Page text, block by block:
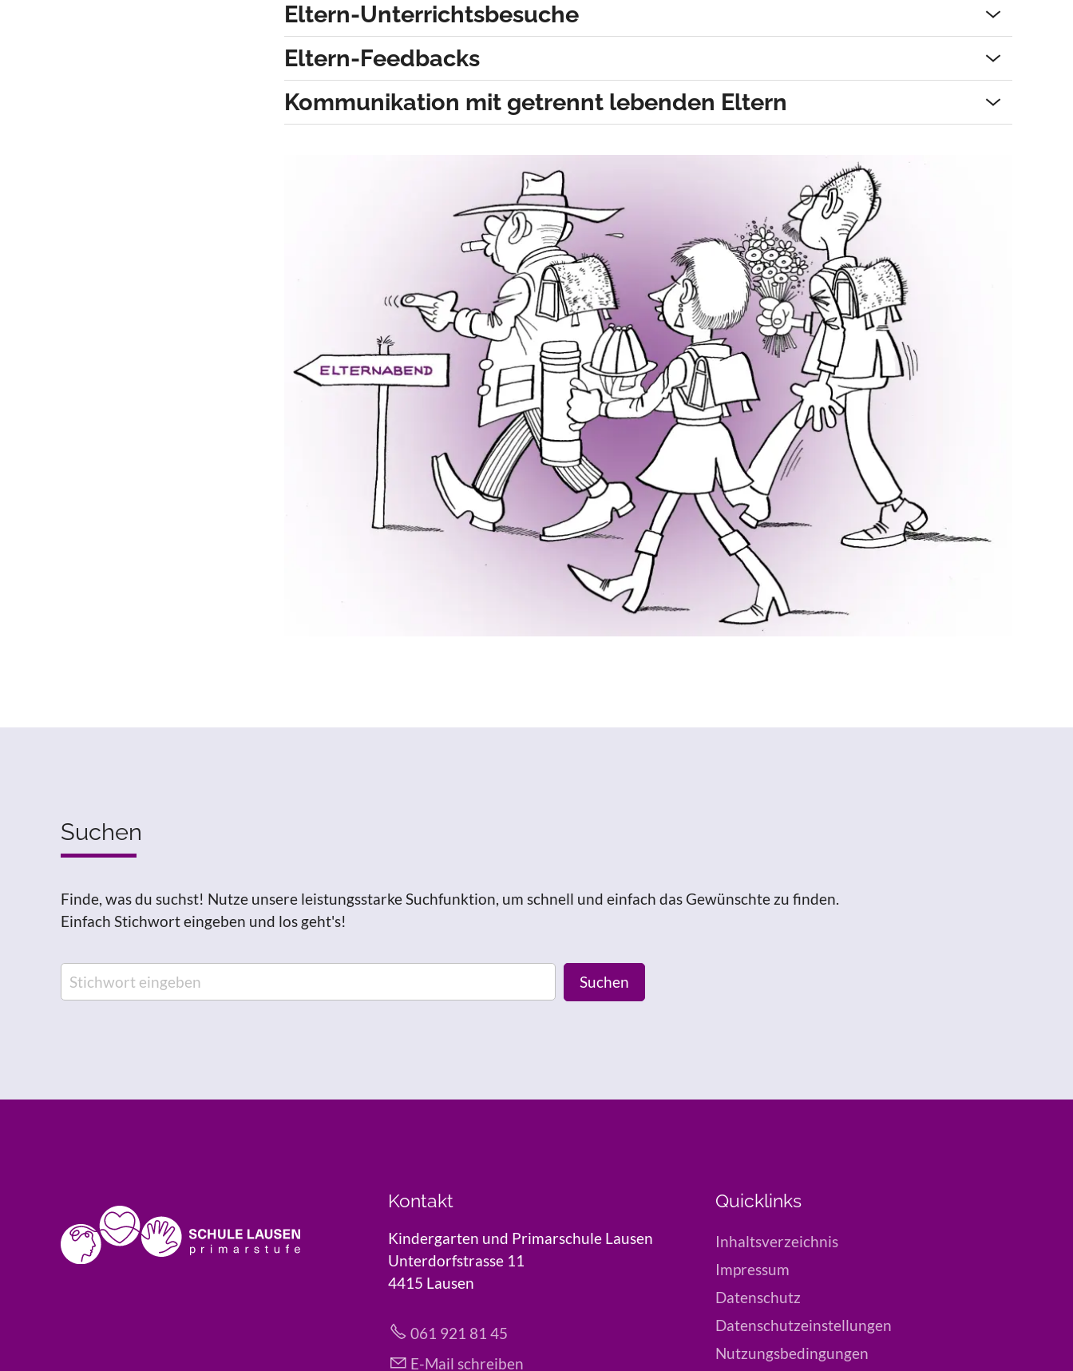
Eltern-Unterrichtsbesuche
Eltern-Feedbacks
Kommunikation mit getrennt lebenden Eltern
Suchen
Finde, was du suchst! Nutze unsere leistungsstarke Suchfunktion, um schnell und einfach das Gewünschte zu finden.
Einfach Stichwort eingeben und los geht's!
Suchen
Kontakt
Kindergarten und Primarschule Lausen
Unterdorfstrasse 11
4415 Lausen
061 921 81 45
E-Mail schreiben
Quicklinks
Inhaltsverzeichnis
Impressum
Datenschutz
Datenschutzeinstellungen
Nutzungsbedingungen